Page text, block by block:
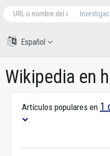
Español
Wikipedia en
Artículos populares en 1